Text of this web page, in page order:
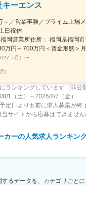
社の定める業務
キーエンス
～／営業事務／プライム上場
日祝休
27（月） 〜
）
ランキングしています（非公
1（土）～2026/8/7（金）
定日よりも前に求人募集が終
サイトから応募はできませ
カーの人気求人ランキン
るデータを、カテゴリごとに